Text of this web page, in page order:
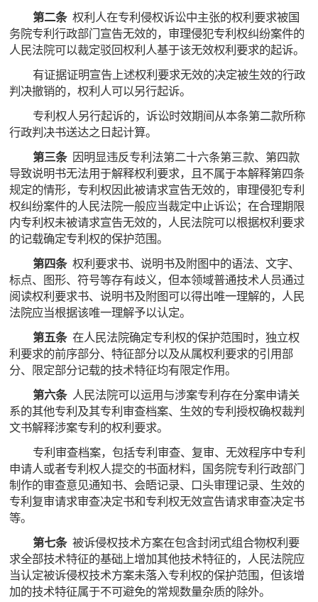
第二条权利人在专利侵权诉讼中主张的权利要求被国
务院专利行政部门宣告无效的，审理侵犯专利权纠纷案件的
人民法院可以裁定驳回权利人基于该无效权利要求的起诉。
有证据证明宣告上述权利要求无效的决定被生效的行政
判决撤销的，权利人可以另行起诉。
专利权人另行起诉的，诉讼时效期间从本条第二款所称
行政判决书送达之日起计算。
第三条 因明显违反专利法第二十六条第三款、第四款
导致说明书无法用于解释权利要求，且不属于本解释第四条
规定的情形，专利权因此被请求宣告无效的，审理侵犯专利
权纠纷案件的人民法院一般应当裁定中止诉讼；在合理期限
内专利权未被请求宣告无效的，人民法院可以根据权利要求
的记载确定专利权的保护范围。
第四条权利要求书、说明书及附图中的语法、文字、
标点、图形、符号等存有歧义，但本领域普通技术人员通过
阅读权利要求书、说明书及附图可以得出唯一理解的，人民
法院应当根据该唯一理解予以认定。
第五条在人民法院确定专利权的保护范围时，独立权
利要求的前序部分、特征部分以及从属权利要求的引用部
分、限定部分记载的技术特征均有限定作用。
第六条 人民法院可以运用与涉案专利存在分案申请关
系的其他专利及其专利审查档案、生效的专利授权确权裁判
文书解释涉案专利的权利要求。
专利审查档案，包括专利审查、复审、无效程序中专利
申请人或者专利权人提交的书面材料，国务院专利行政部门
制作的审查意见通知书、会晤记录、口头审理记录、生效的
专利复审请求审查决定书和专利权无效宣告请求审查决定书
等。
第七条被诉侵权技术方案在包含封闭式组合物权利要
求全部技术特征的基础上增加其他技术特征的，人民法院应
当认定被诉侵权技术方案未落入专利权的保护范围，但该增
加的技术特征属于不可避免的常规数量杂质的除外。